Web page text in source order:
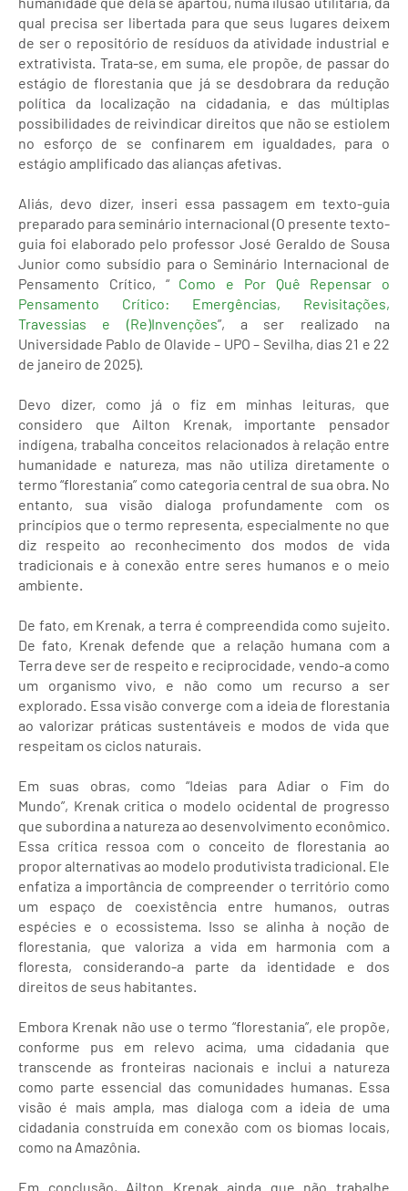
qual precisa ser libertada para que seus lugares deixem
de ser o repositório de resíduos da atividade industrial e
extrativista. Trata-se, em suma, ele propõe, de passar do
estágio de florestania que já se desdobrara da redução
política da localização na cidadania, e das múltiplas
possibilidades de reivindicar direitos que não se estiolem
no esforço de se confinarem em igualdades, para o
estágio amplificado das alianças afetivas.
Aliás, devo dizer, inseri essa passagem em texto-guia
preparado para seminário internacional (O presente texto-
guia foi elaborado pelo professor José Geraldo de Sousa
Junior como subsídio para o Seminário Internacional de
Pensamento Crítico, “ Como e Por Quê Repensar o
Pensamento Crítico: Emergências, Revisitações,
Travessias e (Re)Invenções”, a ser realizado na
Universidade Pablo de Olavide – UPO – Sevilha, dias 21 e 22
de janeiro de 2025).
Devo dizer, como já o fiz em minhas leituras, que
considero que Ailton Krenak, importante pensador
indígena, trabalha conceitos relacionados à relação entre
humanidade e natureza, mas não utiliza diretamente o
termo “florestania” como categoria central de sua obra. No
entanto, sua visão dialoga profundamente com os
princípios que o termo representa, especialmente no que
diz respeito ao reconhecimento dos modos de vida
tradicionais e à conexão entre seres humanos e o meio
ambiente.
De fato, em Krenak, a terra é compreendida como sujeito.
De fato, Krenak defende que a relação humana com a
Terra deve ser de respeito e reciprocidade, vendo-a como
um organismo vivo, e não como um recurso a ser
explorado. Essa visão converge com a ideia de florestania
ao valorizar práticas sustentáveis e modos de vida que
respeitam os ciclos naturais.
Em suas obras, como “Ideias para Adiar o Fim do
Mundo”, Krenak critica o modelo ocidental de progresso
que subordina a natureza ao desenvolvimento econômico.
Essa crítica ressoa com o conceito de florestania ao
propor alternativas ao modelo produtivista tradicional. Ele
enfatiza a importância de compreender o território como
um espaço de coexistência entre humanos, outras
espécies e o ecossistema. Isso se alinha à noção de
florestania, que valoriza a vida em harmonia com a
floresta, considerando-a parte da identidade e dos
direitos de seus habitantes.
Embora Krenak não use o termo “florestania”, ele propõe,
conforme pus em relevo acima, uma cidadania que
transcende as fronteiras nacionais e inclui a natureza
como parte essencial das comunidades humanas. Essa
visão é mais ampla, mas dialoga com a ideia de uma
cidadania construída em conexão com os biomas locais,
como na Amazônia.
Em conclusão, Ailton Krenak ainda que não trabalhe